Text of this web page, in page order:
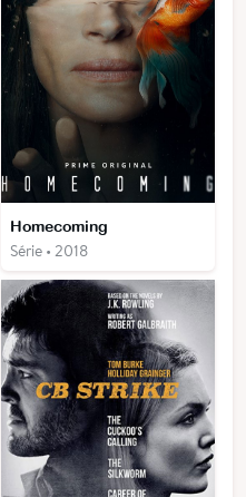
Homecoming
Série • 2018